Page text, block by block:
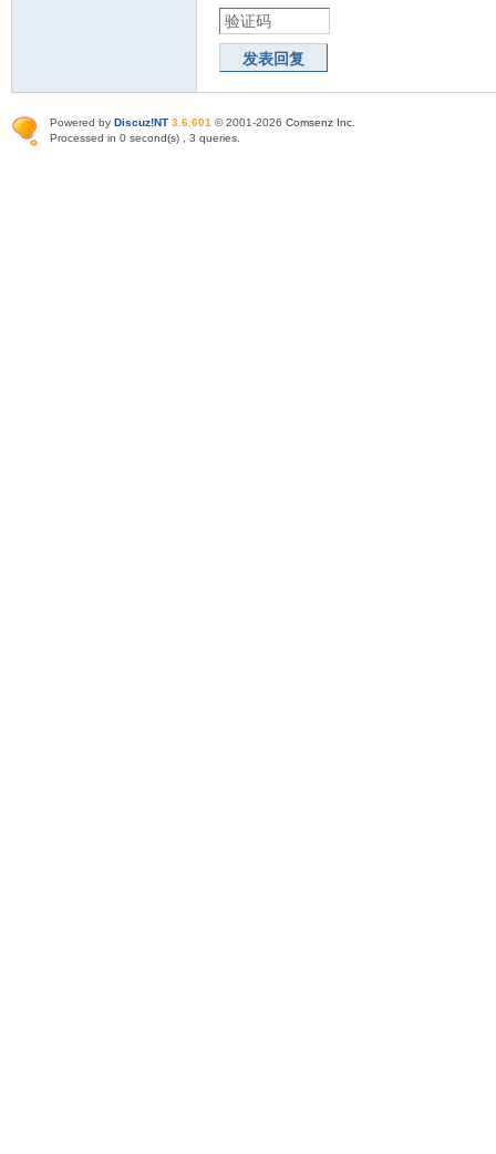
发表回复
Powered by Discuz!NT 3.6.601 © 2001-2026 Comsenz Inc
Processed in 0 second(s) , 3 queries.